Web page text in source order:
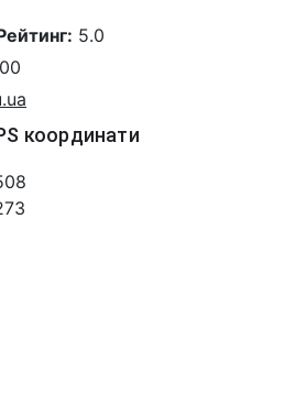
5.0
координати